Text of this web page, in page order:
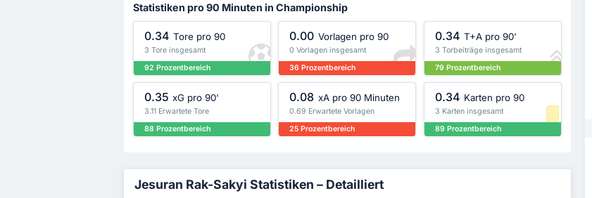
Statistiken pro 90 Minuten in Championship
0.34 Tore pro 90
3 Tore insgesamt
92 Prozentbereich
0.00 Vorlagen pro 90
0 Vorlagen insgesamt
36 Prozentbereich
0.34 T+A pro 90'
3 Torbeiträge insgesamt
79 Prozentbereich
0.35 xG pro 90'
3.11 Erwartete Tore
88 Prozentbereich
0.08 xA pro 90 Minuten
0.69 Erwartete Vorlagen
25 Prozentbereich
0.34 Karten pro 90
3 Karten insgesamt
89 Prozentbereich
Jesuran Rak-Sakyi Statistiken – Detailliert